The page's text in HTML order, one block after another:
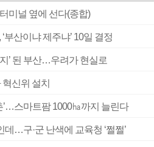
미널 옆에 선다(종합)
부산이냐 제주냐’ 10일 결정
’ 된 부산…우려가 현실로
신위 설치
’…스마트팜 1000㏊까지 늘린다
…구·군 난색에 교육청 ‘쩔쩔’